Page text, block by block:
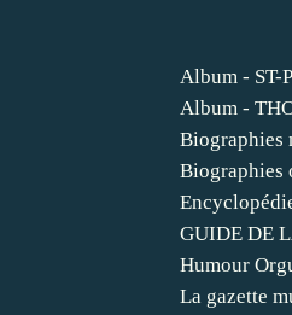
Album - ST-
Album -
Biographies
Biographies
GUIDE DE
Humour
La gazette